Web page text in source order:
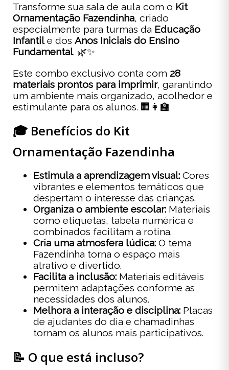
Transforme sua sala de aula com o Kit
Ornamentação Fazendinha, criado
especialmente para turmas da Educação
Infantile dos Anos Iniciais do Ensino
Fundamental. 🌿✨
Este combo exclusivo conta com 28
materiais prontos para imprimir, garantindo
um ambiente mais organizado, acolhedor e
estimulante para os alunos. 🏢👩‍🏫
🎓 Benefícios do Kit
Ornamentação Fazendinha
Estimula a aprendizagem visual: Cores
vibrantes e elementos temáticos que
despertam o interesse das crianças.
Organiza o ambiente escolar: Materiais
como etiquetas, tabela numérica e
combinados facilitam a rotina.
Cria uma atmosfera lúdica: O tema
Fazendinha torna o espaço mais
atrativo e divertido.
Facilita a inclusão: Materiais editáveis
permitem adaptações conforme as
necessidades dos alunos.
Melhora a interação e disciplina: Placas
de ajudantes do dia e chamadinhas
tornam os alunos mais participativos.
📝 O que está incluso?